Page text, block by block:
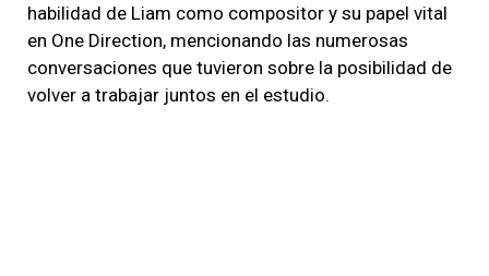
habilidad de Liam como compositor y su papel vital
en One Direction, mencionando las numerosas
conversaciones que tuvieron sobre la posibilidad de
volver a trabajar juntos en el estudio.